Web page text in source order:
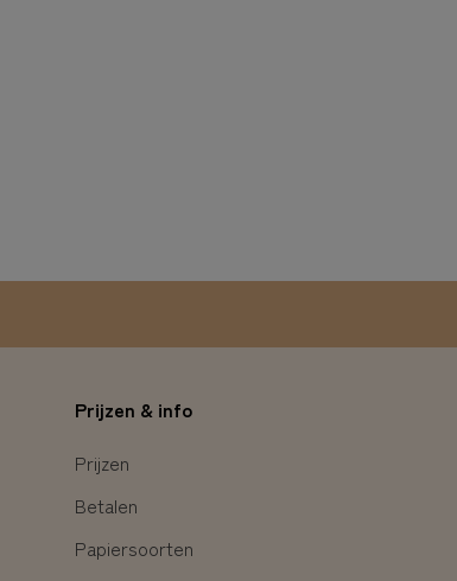
Prijzen & info
Prijzen
Betalen
Papiersoorten